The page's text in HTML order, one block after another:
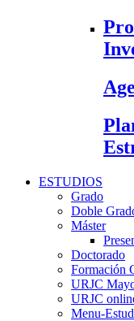
ESTUDIOS
Grado
Doble
Máster
Doctorado
Formación
URJC
URJC
Menu-